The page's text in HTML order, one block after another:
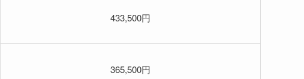
433,500円
365,500円